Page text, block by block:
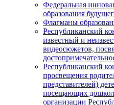
Федеральная
образования
Флагманы
Республиканский
известный и
видеосюжетов,
Республиканский
просвещения
представителей)
посещающих
организации